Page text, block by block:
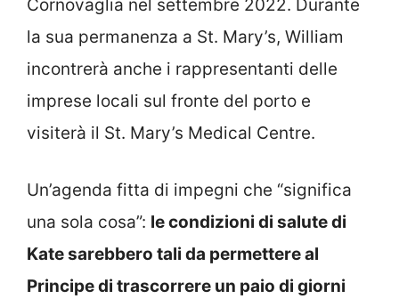
Cornovaglia nel settembre 2022. Durante
la sua permanenza a St. Mary’s, William
incontrerà anche i rappresentanti delle
imprese locali sul fronte del porto e
visiterà il St. Mary’s Medical Centre.
Un’agenda fitta di impegni che “significa
una sola cosa”: le condizioni di salute di
Kate sarebbero tali da permettere al
Principe di trascorrere un paio di giorni